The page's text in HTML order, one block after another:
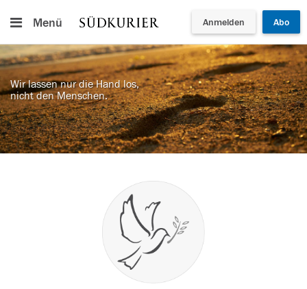
Menü Anmelden Abo
Wir lassen nur die Hand los,
nicht den Menschen.